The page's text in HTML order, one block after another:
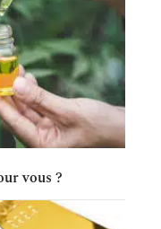
vous ?